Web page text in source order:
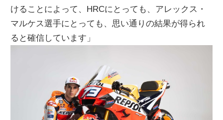
けることによって、HRCにとっても、アレックス・
マルケス選手にとっても、思い通りの結果が得られ
ると確信しています」